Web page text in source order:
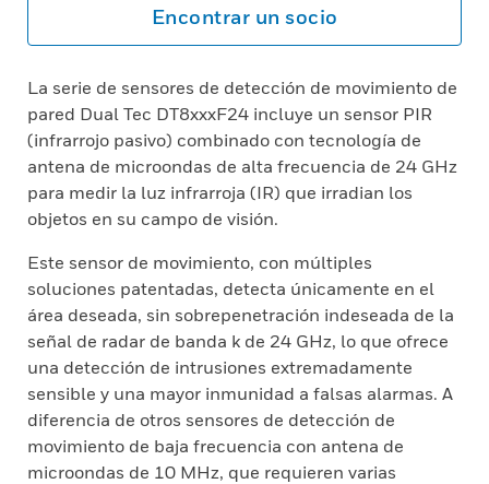
Encontrar un socio
La serie de sensores de detección de movimiento de
pared Dual Tec DT8xxxF24 incluye un sensor PIR
(infrarrojo pasivo) combinado con tecnología de
antena de microondas de alta frecuencia de 24 GHz
para medir la luz infrarroja (IR) que irradian los
objetos en su campo de visión.
Este sensor de movimiento, con múltiples
soluciones patentadas, detecta únicamente en el
área deseada, sin sobrepenetración indeseada de la
señal de radar de banda k de 24 GHz, lo que ofrece
una detección de intrusiones extremadamente
sensible y una mayor inmunidad a falsas alarmas. A
diferencia de otros sensores de detección de
movimiento de baja frecuencia con antena de
microondas de 10 MHz, que requieren varias